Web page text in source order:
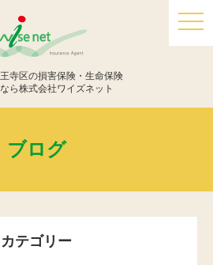
寺区の損害保険・生命保険
ら株式会社ワイズネット
ブログ
カテゴリー